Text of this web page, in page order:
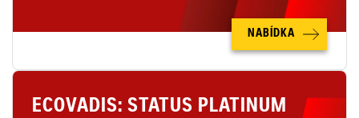
NABÍDKA
ECOVADIS: STATUS PLATINUM